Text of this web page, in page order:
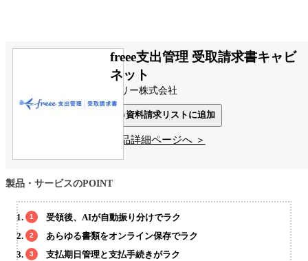
freee支出管理 受取請求書キャビ
ネット
フリー株式会社
資料請求リストに追加
製品詳細ページへ ＞
製品・サービスのPOINT
受領後、AIが自動振り分けでラク
あらゆる書類をオンライン保存でラク
支払期日管理と支払手続きがラク